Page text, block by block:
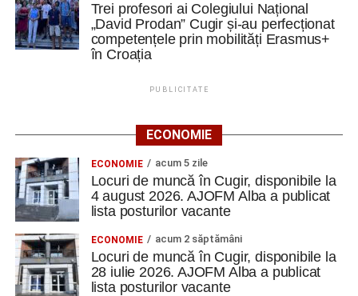
Trei profesori ai Colegiului Național
„David Prodan” Cugir și-au perfecționat
competențele prin mobilități Erasmus+
în Croația
PUBLICITATE
ECONOMIE
ECONOMIE acum 5 zile
Locuri de muncă în Cugir, disponibile la
4 august 2026. AJOFM Alba a publicat
lista posturilor vacante
ECONOMIE acum 2 săptămâni
Locuri de muncă în Cugir, disponibile la
28 iulie 2026. AJOFM Alba a publicat
lista posturilor vacante